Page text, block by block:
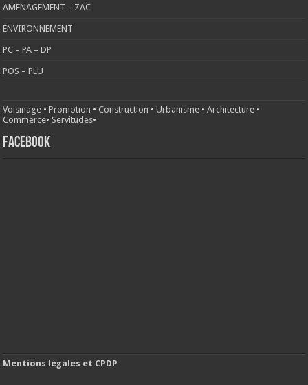
AMENAGEMENT – ZAC
ENVIRONNEMENT
PC – PA – DP
POS – PLU
Voisinage •Promotion •Construction •Urbanisme •Architecture •
Commerce• Servitudes•
FACEBOOK
Mentions légales et CPDP